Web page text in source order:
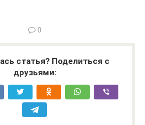
0
статья? Поделиться с
друзьями: